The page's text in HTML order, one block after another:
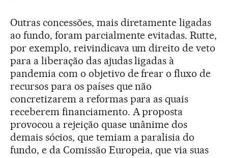
Outras concessões, mais diretamente ligadas
ao fundo, foram parcialmente evitadas. Rutte,
por exemplo, reivindicava um direito de veto
para a liberação das ajudas ligadas à
pandemia com o objetivo de frear o fluxo de
recursos para os países que não
concretizarem a reformas para as quais
receberem financiamento. A proposta
provocou a rejeição quase unânime dos
demais sócios, que temiam a paralisia do
fundo, e da Comissão Europeia, que via suas